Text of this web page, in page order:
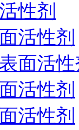
性剂
活性剂
面活
活性剂
活性剂